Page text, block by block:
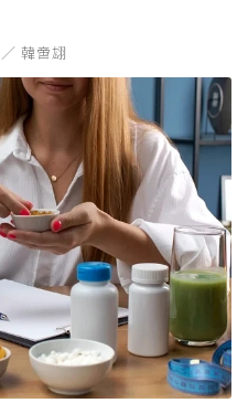
韓啻翃